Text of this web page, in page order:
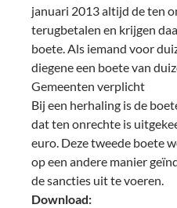
januari 2013 altijd de ten
terugbetalen en krijgen
boete. Als iemand voor
diegene een boete van
Gemeenten verplicht
Bij een herhaling is de
dat ten onrechte is
euro. Deze tweede boete
op een andere manier
de sancties uit te voeren.
Download: